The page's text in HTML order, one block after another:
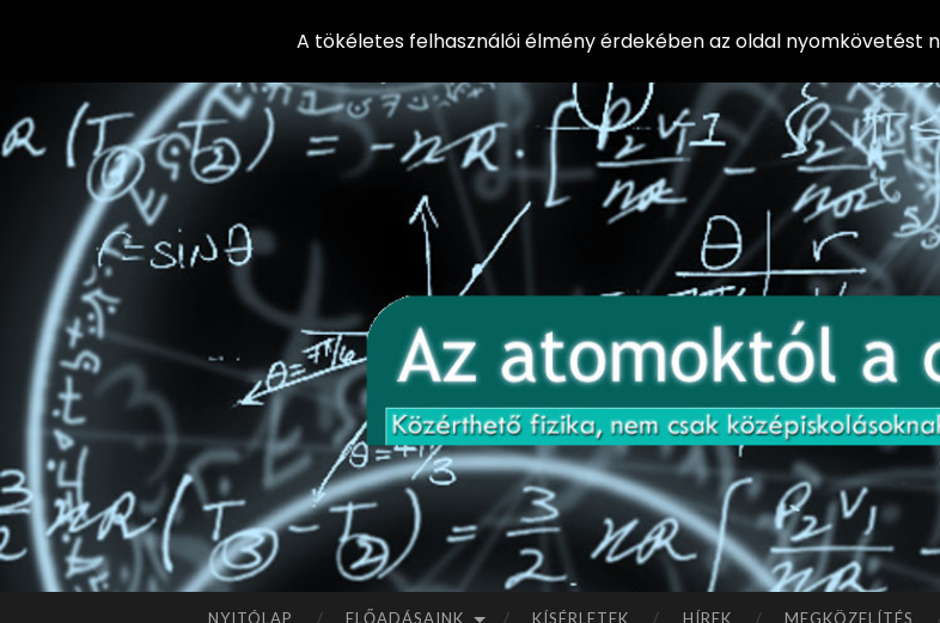
AZ
AT
OM
OK
TÓ
az
NYITÓLAP ELŐADÁSAINK KÍSÉRLETEK HÍREK MEGKÖZELÍTÉS
A tökéletes felhasználói élmény érdekében az oldal nyomkövetést